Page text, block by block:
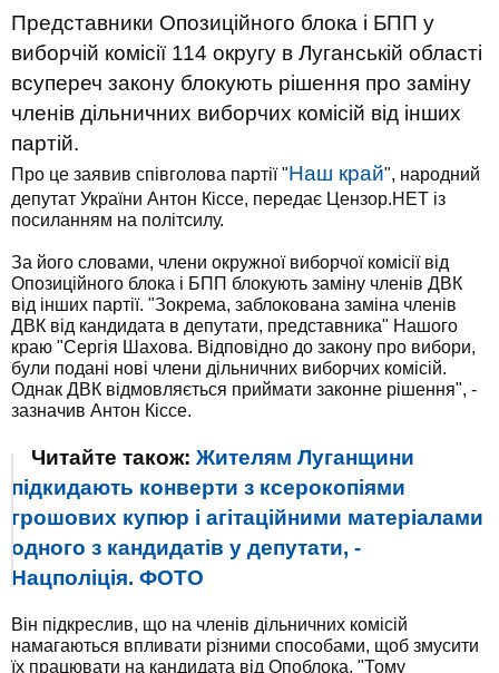
Представники Опозиційного блока і БПП у
виборчій комісії 114 округу в Луганській області
всупереч закону блокують рішення про заміну
членів дільничних виборчих комісій від інших
партій.
Про це заявив співголова партії "Наш край", народний
депутат України Антон Кіссе, передає Цензор.НЕТ із
посиланням на політсилу.
За його словами, члени окружної виборчої комісії від
Опозиційного блока і БПП блокують заміну членів ДВК
від інших партії. "Зокрема, заблокована заміна членів
ДВК від кандидата в депутати, представника" Нашого
краю "Сергія Шахова. Відповідно до закону про вибори,
були подані нові члени дільничних виборчих комісій.
Однак ДВК відмовляється приймати законне рішення", -
зазначив Антон Кіссе.
Читайте також: Жителям Луганщини
підкидають конверти з ксерокопіями
грошових купюр і агітаційними матеріалами
одного з кандидатів у депутати, -
Нацполіція. ФОТО
Він підкреслив, що на членів дільничних комісій
намагаються впливати різними способами, щоб змусити
їх працювати на кандидата від Опоблока. "Тому